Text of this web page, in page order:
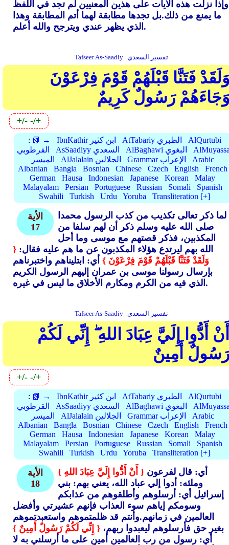
وإذا نزلت هذه الآيات على هذين المعنيين لم تجد في اللفظ
ما يمنع من ذلك.بل تجدها مطابقة لهما أتم المطابقة وهذا
الذي يظهر عندي ويترجح والله أعلم.
Tafseer As-Saadiy تفسير السعدي
فَتَنَّا قَبْلَهُمْ قَوْمَ فِرْعَوْنَ
رَسُولٌ كَرِيمٌ
+/--/+
: 📗 → IbnKathir ابن كثير AtTabariy الطبري
AlQurtubi
القرطوبي
AsSaadiyy السعدي AlBaghawi البغوي
الميسر
AlJalalain الجلالين Grammar الإعراب
Arabic
Albanian
Bangla Bosnian Chinese Czech English
French
German
Hausa Indonesian Japanese Korean
Malay
Malayalam
Persian Portuguese Russian Somali
Spanish
Swahili
Turkish Urdu Yoruba Transliteration [+]
الأية
17
لما ذكر تعالى تكذيب من كذب الرسول محمدا
صلى الله عليه وسلم ذكر أن لهم سلفا من
المكذبين، فذكر قصتهم مع موسى وما أحل
الله بهم ليرتدع هؤلاء المكذبون عن ما هم عليه فقال:{
وَلَقَدْ فَتَنَّا قَبْلَهُمْ قَوْمَ فِرْعَوْنَ } أي: ابتليناهم واختبرناهم
بإرسال رسولنا موسى بن عمران إليهم الرسول الكريم
الذي فيه من الكرم ومكارم الأخلاق ما ليس في غيره.
Tafseer As-Saadiy تفسير السعدي
أَدُّوا إِلَيَّ عِبَادَ اللهِ ۖ إِنِّي لَكُمْ
أَمِينٌ
+/--/+
: 📗 → IbnKathir ابن كثير AtTabariy الطبري
AlQurtubi
القرطوبي
AsSaadiyy السعدي AlBaghawi البغوي
الميسر
AlJalalain الجلالين Grammar الإعراب
Arabic
Albanian
Bangla Bosnian Chinese Czech English
French
German
Hausa Indonesian Japanese Korean
Malay
Malayalam
Persian Portuguese Russian Somali
Spanish
Swahili
Turkish Urdu Yoruba Transliteration [+]
الأية
18
{ أَنْ أَدُّوا إِلَيَّ عِبَادَ اللهِ }أي: قال لفرعون
وملئه: أدوا إلي عباد الله، يعني بهم: بني
إسرائيل أي: أرسلوهم وأطلقوهم من عذابكم
وسومكم إياهم سوء العذاب فإنهم عشيرتي وأفضل
العالمين في زمانهم.وأنتم قد ظلمتموهم واستعبدتموهم
بغير حق فأرسلوهم ليعبدوا ربهم،{ إِنِّي لَكُمْ رَسُولٌ أَمِينٌ }
أي: رسول من رب العالمين أمين على ما أرسلني به لا